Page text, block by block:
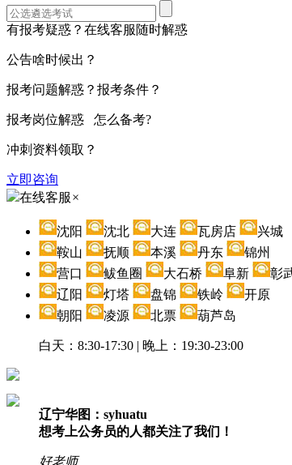
有报考疑惑？在线客服随时解惑
公告啥时候出？
报考问题解惑？报考条件？
报考岗位解惑 怎么备考?
冲刺资料领取？
立即咨询
在线客服 ×
沈阳 沈北 大连 瓦房店
兴城
鞍山
抚顺 本溪 丹东
锦州
营口
鲅鱼圈 大石桥 阜新
彰
辽阳
灯塔 盘锦 铁岭
开原
朝阳
凌源 北票 葫芦岛
白天：8:30-17:30 | 晚上：19:30-23:00
辽宁华图：syhuatu
想考上公务员的人都关注了我们！
好老师